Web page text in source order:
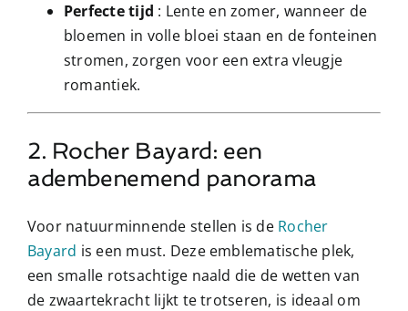
Perfecte tijd : Lente en zomer, wanneer de
bloemen in volle bloei staan ​​en de fonteinen
stromen, zorgen voor een extra vleugje
romantiek.
2. Rocher Bayard: een
adembenemend panorama
Voor natuurminnende stellen is de Rocher
Bayard is een must. Deze emblematische plek,
een smalle rotsachtige naald die de wetten van
de zwaartekracht lijkt te trotseren, is ideaal om